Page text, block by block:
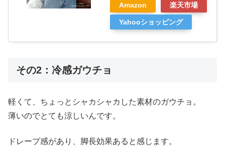
Amazon 楽天市場
Yahooショッピング
その2：冷感ガウチョ
軽くて、ちょっとシャカシャカした素材のガウチョ。
薄いのでとても涼しいんです。
ドレープ感があり、脚長効果あると感じます。